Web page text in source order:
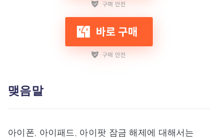
맺음말
아이폰, 아이패드, 아이팟 잠금 해제에 대해서는